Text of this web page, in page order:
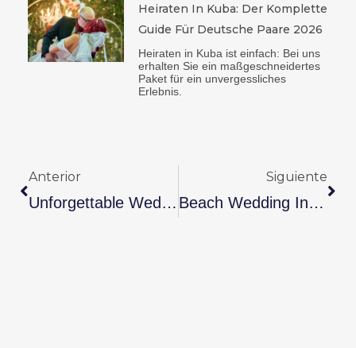
Heiraten In Kuba: Der Komplette
Guide Für Deutsche Paare 2026
Heiraten in Kuba ist einfach: Bei uns
erhalten Sie ein maßgeschneidertes
Paket für ein unvergessliches
Erlebnis.
Anterior
Unforgettable Wedding Receptions In Cuba
Siguiente
Beach Wedding In Cuba: The Ultimate Romantic Experience